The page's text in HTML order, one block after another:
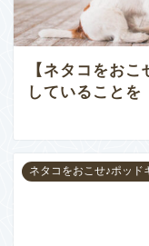
【ネタコをお
していることを
ネタコをおこせ♪ポッド